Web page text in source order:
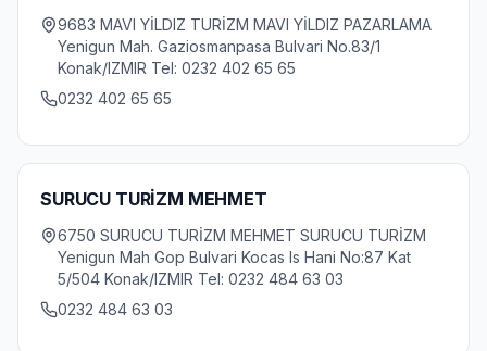
9683 MAVI YİLDIZ TURİZM MAVI YİLDIZ PAZARLAMA
Yenigun Mah. Gaziosmanpasa Bulvari No.83/1
Konak/IZMIR Tel: 0232 402 65 65
0232 402 65 65
SURUCU TURİZM MEHMET
6750 SURUCU TURİZM MEHMET SURUCU TURİZM
Yenigun Mah Gop Bulvari Kocas Is Hani No:87 Kat
5/504 Konak/IZMIR Tel: 0232 484 63 03
0232 484 63 03